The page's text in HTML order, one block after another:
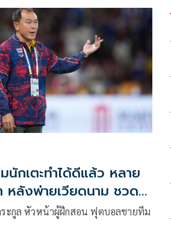
นักเตะทำได้ดีแล้ว หลาย
หลังพ่ายเวียดนาม ชวด
ระกูล หัวหน้าผู้ฝึกสอน ฟุตบอลชายทีม